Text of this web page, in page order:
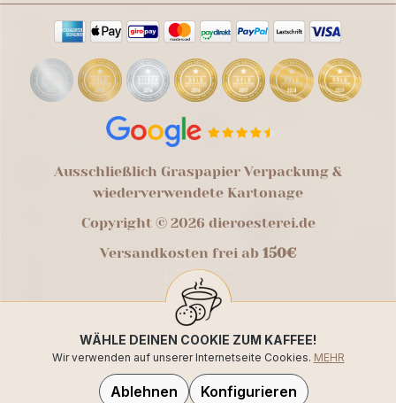
Ausschließlich Graspapier Verpackung &
wiederverwendete Kartonage
Copyright © 2026 dieroesterei.de
Versandkosten frei ab 150€
WÄHLE DEINEN COOKIE ZUM KAFFEE!
Wir verwenden auf unserer Internetseite Cookies. MEHR
Ablehnen Konfigurieren